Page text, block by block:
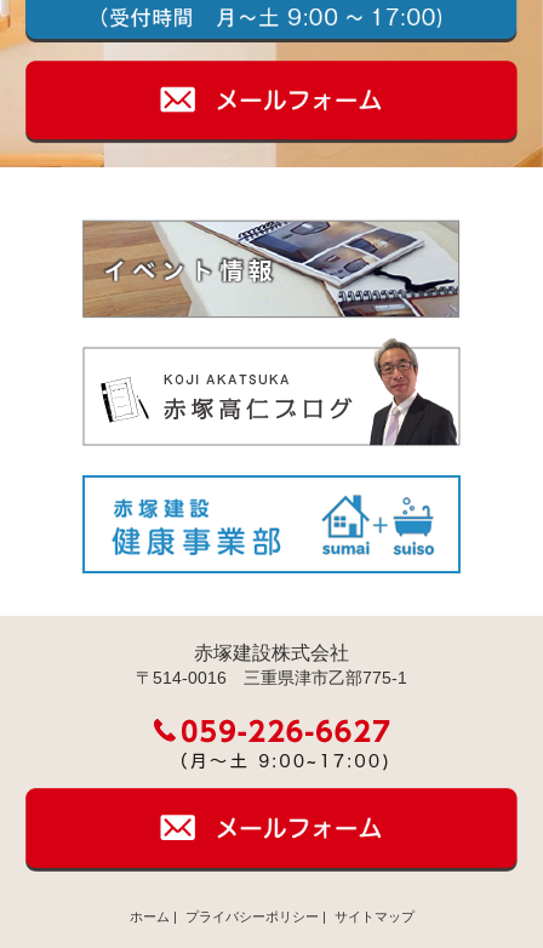
赤塚建設株式会社
〒514-0016 三重県津市乙部775-1
ホーム | プライバシーポリシー | サイトマップ